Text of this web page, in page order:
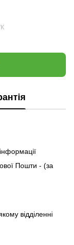
Пошти - (за
відділенні